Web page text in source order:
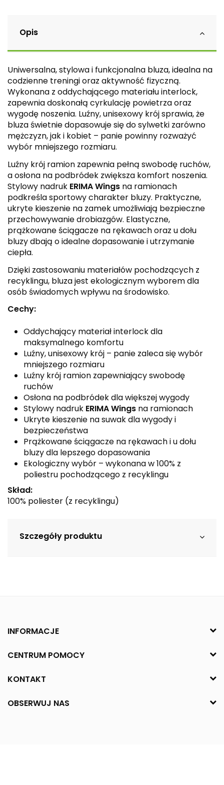
Opis
Uniwersalna, stylowa i funkcjonalna bluza, idealna na
codzienne treningi oraz aktywność fizyczną.
Wykonana z oddychającego materiału interlock,
zapewnia doskonałą cyrkulację powietrza oraz
wygodę noszenia. Luźny, unisexowy krój sprawia, że
bluza świetnie dopasowuje się do sylwetki zarówno
mężczyzn, jak i kobiet – panie powinny rozważyć
wybór mniejszego rozmiaru.
Luźny krój ramion zapewnia pełną swobodę ruchów,
a osłona na podbródek zwiększa komfort noszenia.
Stylowy nadruk ERIMA Wings na ramionach
podkreśla sportowy charakter bluzy. Praktyczne,
ukryte kieszenie na zamek umożliwiają bezpieczne
przechowywanie drobiazgów. Elastyczne,
prążkowane ściągacze na rękawach oraz u dołu
bluzy dbają o idealne dopasowanie i utrzymanie
ciepła.
Dzięki zastosowaniu materiałów pochodzących z
recyklingu, bluza jest ekologicznym wyborem dla
osób świadomych wpływu na środowisko.
Cechy:
Oddychający materiał interlock dla
maksymalnego komfortu
Luźny, unisexowy krój – panie zaleca się wybór
mniejszego rozmiaru
Luźny krój ramion zapewniający swobodę
ruchów
Osłona na podbródek dla większej wygody
Stylowy nadruk ERIMA Wings na ramionach
Ukryte kieszenie na suwak dla wygody i
bezpieczeństwa
Prążkowane ściągacze na rękawach i u dołu
bluzy dla lepszego dopasowania
Ekologiczny wybór – wykonana w 100% z
poliestru pochodzącego z recyklingu
Skład:
100% poliester (z recyklingu)
Szczegóły produktu
INFORMACJE
CENTRUM POMOCY
KONTAKT
OBSERWUJ NAS